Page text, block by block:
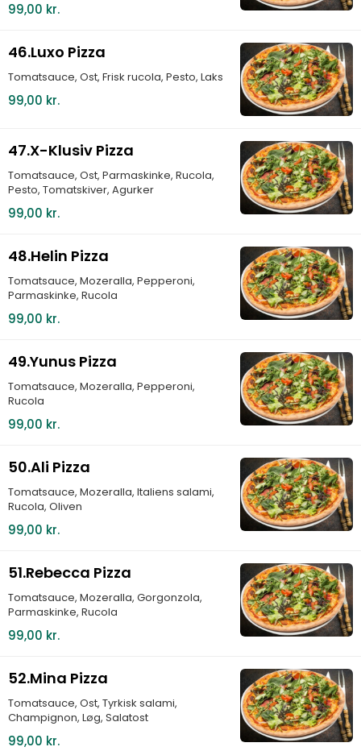
99,00 kr.
46.Luxo Pizza
Tomatsauce, Ost, Frisk rucola, Pesto, Laks
99,00 kr.
47.X-Klusiv Pizza
Tomatsauce, Ost, Parmaskinke, Rucola,
Pesto, Tomatskiver, Agurker
99,00 kr.
48.Helin Pizza
Tomatsauce, Mozeralla, Pepperoni,
Parmaskinke, Rucola
99,00 kr.
49.Yunus Pizza
Tomatsauce, Mozeralla, Pepperoni,
Rucola
99,00 kr.
50.Ali Pizza
Tomatsauce, Mozeralla, Italiens salami,
Rucola, Oliven
99,00 kr.
51.Rebecca Pizza
Tomatsauce, Mozeralla, Gorgonzola,
Parmaskinke, Rucola
99,00 kr.
52.Mina Pizza
Tomatsauce, Ost, Tyrkisk salami,
Champignon, Løg, Salatost
99,00 kr.